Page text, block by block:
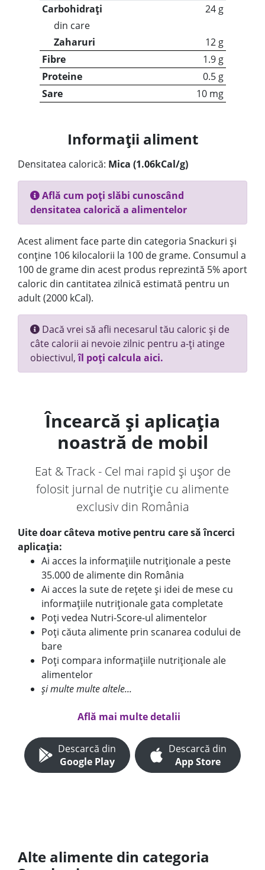
Carbohidrați
24 g
din care
Zaharuri
12 g
Fibre
1.9 g
Proteine
0.5 g
Sare
10 mg
Informații aliment
Densitatea calorică: Mica (1.06kCal/g)
Află cum poți slăbi cunoscând
densitatea calorică a alimentelor
Acest aliment face parte din categoria Snackuri și
conține 106 kilocalorii la 100 de grame. Consumul a
100 de grame din acest produs reprezintă 5% aport
caloric din cantitatea zilnică estimată pentru un
adult (2000 kCal).
Dacă vrei să afli necesarul tău caloric și de
câte calorii ai nevoie zilnic pentru a-ți atinge
obiectivul,îl poți calcula aici.
Încearcă și aplicația
noastră de mobil
Eat & Track - Cel mai rapid și ușor de
folosit jurnal de nutriție cu alimente
exclusiv din România
Uite doar câteva motive pentru care să încerci
aplicația:
Ai acces la informațiile nutriționale a peste
35.000 de alimente din România
Ai acces la sute de rețete și idei de mese cu
informațiile nutriționale gata completate
Poți vedea Nutri-Score-ul alimentelor
Poți căuta alimente prin scanarea codului de
bare
Poți compara informațiile nutriționale ale
alimentelor
și multe multe altele...
Află mai multe detalii
Descarcă din
Google Play
Descarcă din
App Store
Alte alimente din categoria